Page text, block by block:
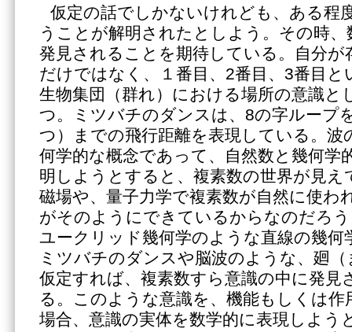
仮定の話でしかないけれども、ある程
うことが解明されたとしよう。その時
発見されることを期待している。自分が
だけではなく、１番目、2番目、3番目と
生物集団（群れ）における場所の意識と
つ。ミツバチのダンスは、8の字ループ
つ）までの飛行距離を表現している。波
何学的な概念であって、自然数と幾何学
明しようとすると、複素数の世界が見え
磁場や、量子力学で複素数が自然に使わ
がそのようにできているからなのだろ
ユークリッド幾何学のような直線の幾何
ミツバチのダンスや脳波のような、廻
仮定すれば、複素数すら意識の中に発見
る。このような意識を、機能もしくは作
場合、意識の実体を数学的に表現しよう